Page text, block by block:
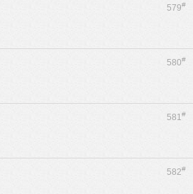
579#
580#
581#
582#